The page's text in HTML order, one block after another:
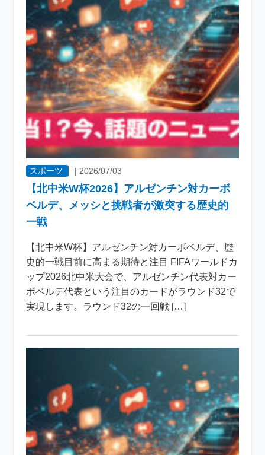
スポーツ | 2026/07/03
【北中米W杯2026】アルゼンチン対カーボ
ベルデ、メッシと挑戦者が激突する歴史的
一戦
【北中米W杯】アルゼンチン対カーボベルデ、歴
史的一戦目前に高まる期待と注目 FIFAワールドカ
ップ2026北中米大会で、アルゼンチン代表対カー
ボベルデ代表という注目のカードがラウンド32で
実現します。ラウンド32の一回戦 […]